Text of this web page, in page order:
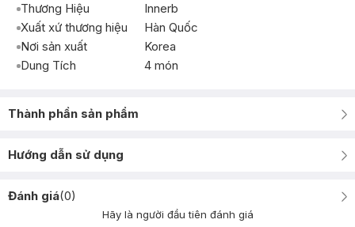
Thương Hiệu
Innerb
Xuất xứ thương hiệu
Hàn Quốc
Nơi sản xuất
Korea
Dung Tích
4 món
Thành phần sản phẩm
Hướng dẫn sử dụng
Đánh giá(0)
Hãy là người đầu tiên đánh giá